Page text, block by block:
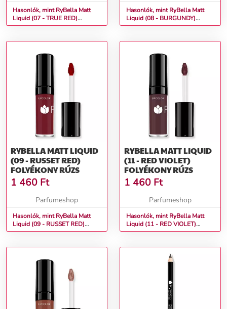
Hasonlók, mint RyBella Matt
Liquid (07 - TRUE RED)
Folyékony rúzs
Hasonlók, mint RyBella Matt
Liquid (08 - BURGUNDY)
Folyékony rúzs
RYBELLA MATT LIQUID
(09 - RUSSET RED)
FOLYÉKONY RÚZS
1 460 Ft
Parfumeshop
Hasonlók, mint RyBella Matt
Liquid (09 - RUSSET RED)
Folyékony rúzs
RYBELLA MATT LIQUID
(11 - RED VIOLET)
FOLYÉKONY RÚZS
1 460 Ft
Parfumeshop
Hasonlók, mint RyBella Matt
Liquid (11 - RED VIOLET)
Folyékony rúzs